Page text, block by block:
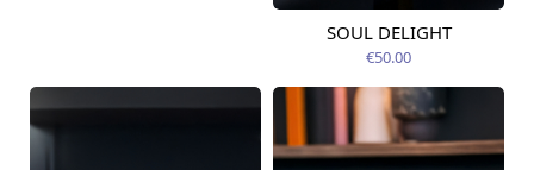
Pieejama no
SOUL DELIGHT
€50.00